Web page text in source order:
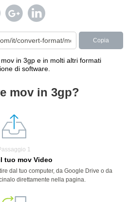
Copia
in 3gp e in molti altri formati
di software.
mov in 3gp?
1
tuo mov Video
dal tuo computer, da Google Drive o da
direttamente nella pagina.